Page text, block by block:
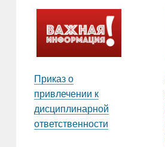
Приказ о
привлечении к
дисциплинарной
ответственности